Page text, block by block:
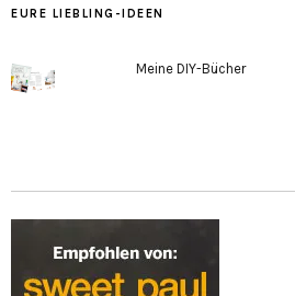
EURE LIEBLING-IDEEN
Meine DIY-Bücher